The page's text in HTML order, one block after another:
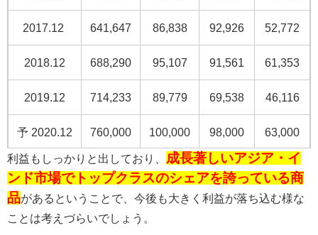
2017.12 641,647 86,838 92,926 52,772
2018.12 688,290 95,107 91,561 61,353
2019.12 714,233 89,779 69,538 46,116
予 2020.12 760,000 100,000 98,000 63,000
利益もしっかりと出しており、 成長著しいアジア・イ
ンド市場でトップクラスのシェアを誇っている商
品があるということで、今後も大きく利益が落ち込む様な
ことは考えづらいでしょう。